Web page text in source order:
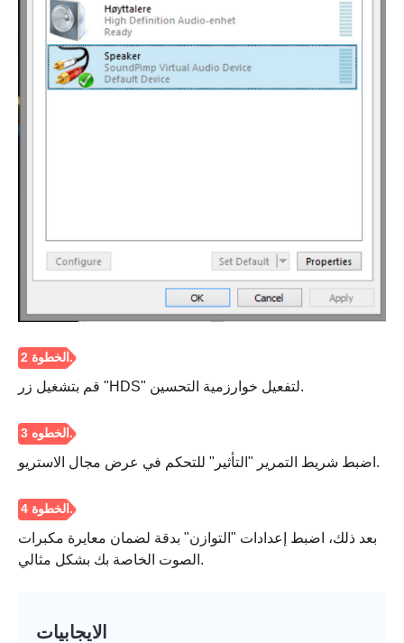
قم بتشغيل زر "HDS" لتفعيل خوارزمية التحسين.
اضبط شريط التمرير "التأثير" للتحكم في عرض مجال الاستريو.
بعد ذلك، اضبط إعدادات "التوازن" بدقة لضمان معايرة مكبرات
الصوت الخاصة بك بشكل مثالي.
الايجابيات